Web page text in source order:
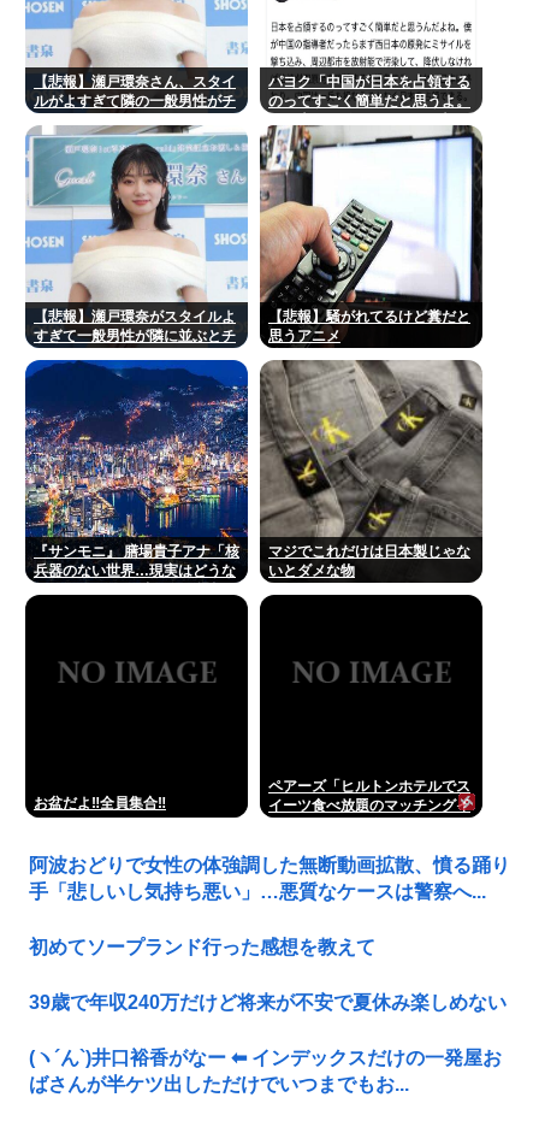
【悲報】瀬戸環奈さん、スタイ
ルがよすぎて隣の一般男性がチ
パヨク「中国が日本を占領する
のってすごく簡単だと思うよ。
込めばいい」 [8/9]
【悲報】瀬戸環奈がスタイルよ
すぎて一般男性が隣に並ぶとチ
【悲報】騒がれてるけど糞だと
思うアニメ
『サンモニ』 膳場貴子アナ「核
兵器のない世界…現実はどうな
マジでこれだけは日本製じゃな
いとダメな物
お盆だよ‼全員集合‼
ペアーズ「ヒルトンホテルでス
イーツ食べ放題のマッチングイ
www
阿波おどりで女性の体強調した無断動画拡散、憤る踊り
手「悲しいし気持ち悪い」…悪質なケースは警察へ...
初めてソープランド行った感想を教えて
39歳で年収240万だけど将来が不安で夏休み楽しめない
(ヽ´ん`)井口裕香がなー ⬅ インデックスだけの一発屋お
ばさんが半ケツ出しただけでいつまでもお...